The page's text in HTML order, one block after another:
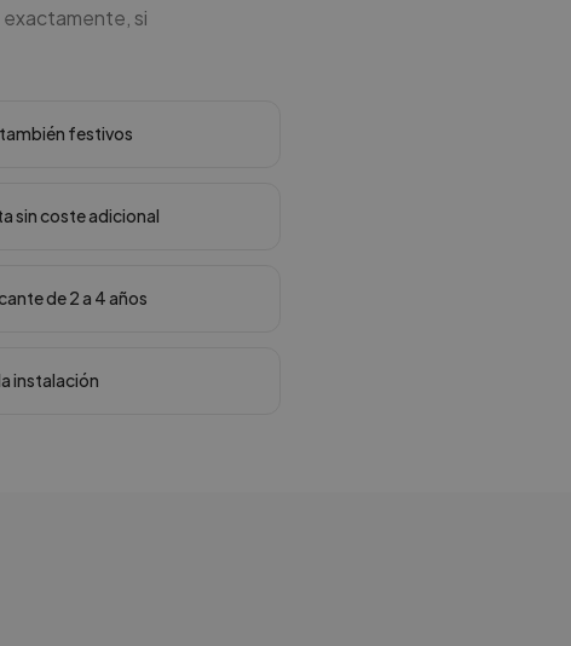
si
festivos
sin coste adicional
de 2 a 4 años
instalación